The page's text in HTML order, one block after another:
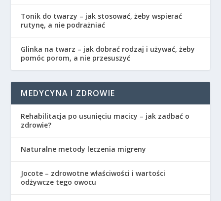
Tonik do twarzy – jak stosować, żeby wspierać
rutynę, a nie podrażniać
Glinka na twarz – jak dobrać rodzaj i używać, żeby
pomóc porom, a nie przesuszyć
MEDYCYNA I ZDROWIE
Rehabilitacja po usunięciu macicy – jak zadbać o
zdrowie?
Naturalne metody leczenia migreny
Jocote – zdrowotne właściwości i wartości
odżywcze tego owocu